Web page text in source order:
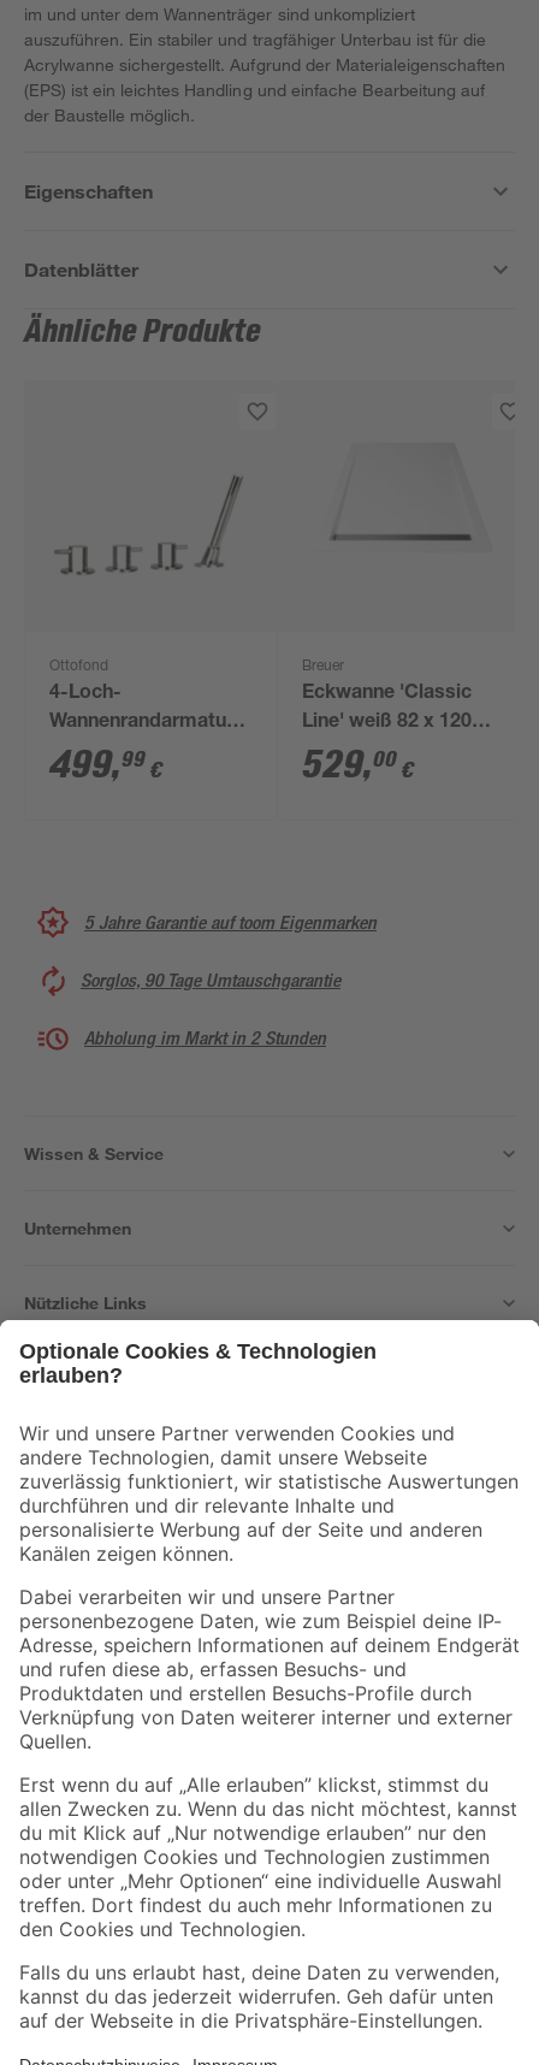
im und unter dem Wannenträger sind unkompliziert
auszuführen. Ein stabiler und tragfähiger Unterbau ist für die
Acrylwanne sichergestellt. Aufgrund der Materialeigenschaften
(EPS) ist ein leichtes Handling und einfache Bearbeitung auf
der Baustelle möglich.
Eigenschaften
Datenblätter
Ähnliche Produkte
Ottofond
4-Loch-
Wannenrandarmatur
mit
Mikrophonhandbrause
499,99 €
Breuer
Eckwanne 'Classic
Line' weiß 82 x 120
cm
529,00 €
5 Jahre Garantie auf toom Eigenmarken
Sorglos, 90 Tage Umtauschgarantie
Abholung im Markt in 2 Stunden
Wissen & Service
Unternehmen
Nützliche Links
Der toom Newsletter: Keine Angebote und Aktionen mehr verpassen!
Zur Newsletter Anmeldung
Folge uns
Zahlungsarten Versandarten
Sicher einkaufen
Jetzt die toom-App herunterladen
Alle Preisangaben in EUR inkl. gesetzl. MwSt.. Die dargestellten Angebote sind unter
Umständen nicht in allen Märkten verfügbar. Die angegebenen Verfügbarkeiten beziehen
Produkte nur solange der Vorrat reicht.